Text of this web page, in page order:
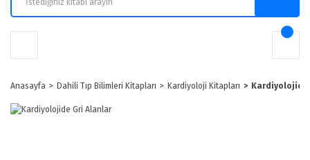
Anasayfa Dahili Tıp Bilimleri Kitapları Kardiyoloji Kitapları Kardiyolojide